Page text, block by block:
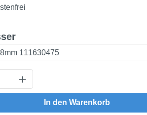
auswählen
Gib den
In den Warenkorb